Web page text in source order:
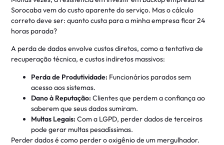
Sorocaba vem do custo aparente do serviço. Mas o cálculo
correto deve ser: quanto custa para a minha empresa ficar 24
horas parada?
A perda de dados envolve custos diretos, como a tentativa de
recuperação técnica, e custos indiretos massivos:
Perda de Produtividade: Funcionários parados sem
acesso aos sistemas.
Dano à Reputação: Clientes que perdem a confiança ao
saberem que seus dados sumiram.
Multas Legais: Com a LGPD, perder dados de terceiros
pode gerar multas pesadíssimas.
Perder dados é como perder o oxigênio de um mergulhador.